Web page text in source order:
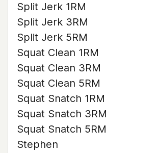
Split Jerk 1RM
Split Jerk 3RM
Split Jerk 5RM
Squat Clean 1RM
Squat Clean 3RM
Squat Clean 5RM
Squat Snatch 1RM
Squat Snatch 3RM
Squat Snatch 5RM
Stephen